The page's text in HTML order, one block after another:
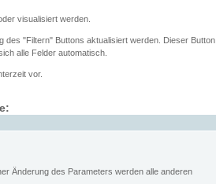
visualisiert werden.
"Filtern" Buttons aktualisiert werden. Dieser Button
alle Felder automatisch.
vor.
Änderung des Parameters werden alle anderen